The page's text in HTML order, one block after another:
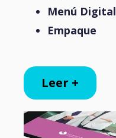
Menú Digital
Empaque
Leer +